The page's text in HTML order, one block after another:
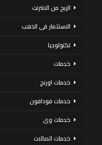
الربح من الانترنت
الاستثمار فى الذهب
تكنولوجيا
خدمات
خدمات اورنج
خدمات فودافون
خدمات وى
خدمات اتصالات